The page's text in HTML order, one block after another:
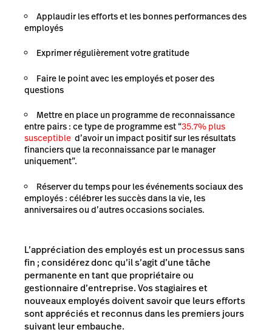
Applaudir les efforts et les bonnes performances des
employés
Exprimer régulièrement votre gratitude
Faire le point avec les employés et poser des
questions
Mettre en place un programme de reconnaissance
entre pairs : ce type de programme est “35.7% plus
susceptible d’avoir un impact positif sur les résultats
financiers que la reconnaissance par le manager
uniquement”.
Réserver du temps pour les événements sociaux des
employés : célébrer les succès dans la vie, les
anniversaires ou d’autres occasions sociales.
L’appréciation des employés est un processus sans
fin ; considérez donc qu’il s’agit d’une tâche
permanente en tant que propriétaire ou
gestionnaire d’entreprise. Vos stagiaires et
nouveaux employés doivent savoir que leurs efforts
sont appréciés et reconnus dans les premiers jours
suivant leur embauche.